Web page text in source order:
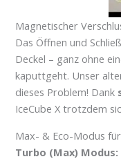
Magnetischer
Das Öffnen und
Deckel – ganz ohne
kaputtgeht. Unser
dieses Problem! Dank
IceCube X trotzdem
Max- & Eco-Modus
Turbo (Max) Modus: